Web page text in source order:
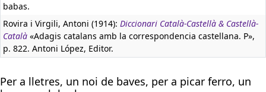
babas.
Rovira i Virgili, Antoni (1914): Diccionari Català-Castellà & Castellà-
Català «Adagis catalans amb la correspondencia castellana. P»,
p. 822. Antoni López, Editor.
Per a lletres, un noi de baves, per a picar ferro, un